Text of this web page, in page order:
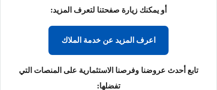
أو يمكنك زيارة صفحتنا لتعرف المزيد:
اعرف المزيد عن خدمة الملاك
تابع أحدث عروضنا وفرصنا الاستثمارية على المنصات التي
تفضلها: